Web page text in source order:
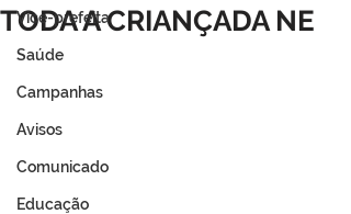
Vice-prefeita
Saúde
Campanhas
Avisos
Comunicado
Educação
TODA A CRIANÇADA NE